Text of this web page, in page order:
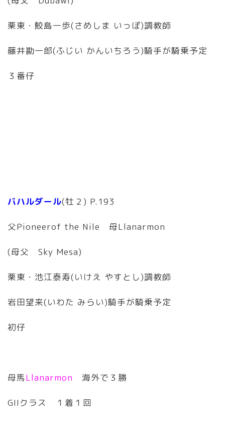
栗東・鮫島一歩(さめしま いっぽ)調教師
藤井勘一郎(ふじい かんいちろう)騎手が騎乗予定
３番仔
バハルダール(牡２) P.193
父Pioneerof the Nile 母Llanarmon
(母父 Sky Mesa)
栗東・池江泰寿(いけえ やすとし)調教師
岩田望来(いわた みらい)騎手が騎乗予定
初仔
母馬Llanarmon 海外で３勝
GIIクラス １着１回